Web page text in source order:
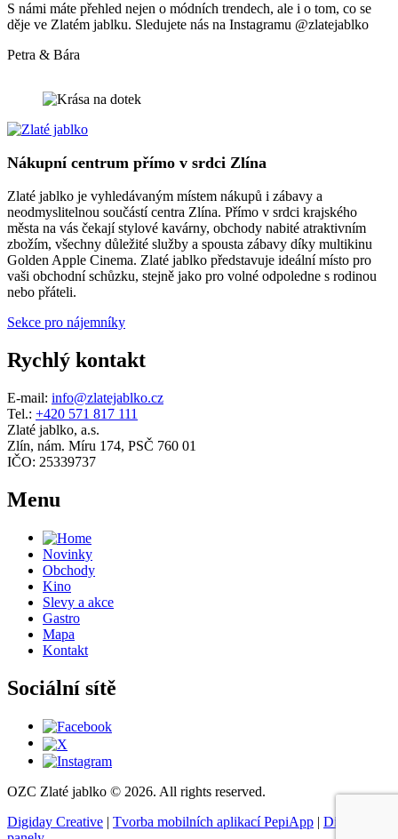
S námi máte přehled nejen o módních trendech, ale i o tom, co se
děje ve Zlatém jablku. Sledujete nás na Instagramu @zlatejablko
Petra & Bára
Nákupní centrum přímo v srdci Zlína
Zlaté jablko je vyhledávaným místem nákupů i zábavy a
neodmyslitelnou součástí centra Zlína. Přímo v srdci krajského
města na vás čekají stylové kavárny, obchody nabité atraktivním
zbožím, všechny důležité služby a spousta zábavy díky multikinu
Golden Apple Cinema. Zlaté jablko představuje ideální místo pro
vaši obchodní schůzku, stejně jako pro volné odpoledne s rodinou
nebo přáteli.
Sekce pro nájemníky
Rychlý kontakt
E-mail: info@zlatejablko.cz
Tel.: +420 571 817 111
Zlaté jablko, a.s.
Zlín, nám. Míru 174, PSČ 760 01
IČO: 25339737
Menu
Novinky
Obchody
Kino
Slevy a akce
Gastro
Mapa
Kontakt
Sociální sítě
OZC Zlaté jablko © 2026. All rights reserved.
Digiday Creative | Tvorba mobilních aplikací PepiApp | Digitální